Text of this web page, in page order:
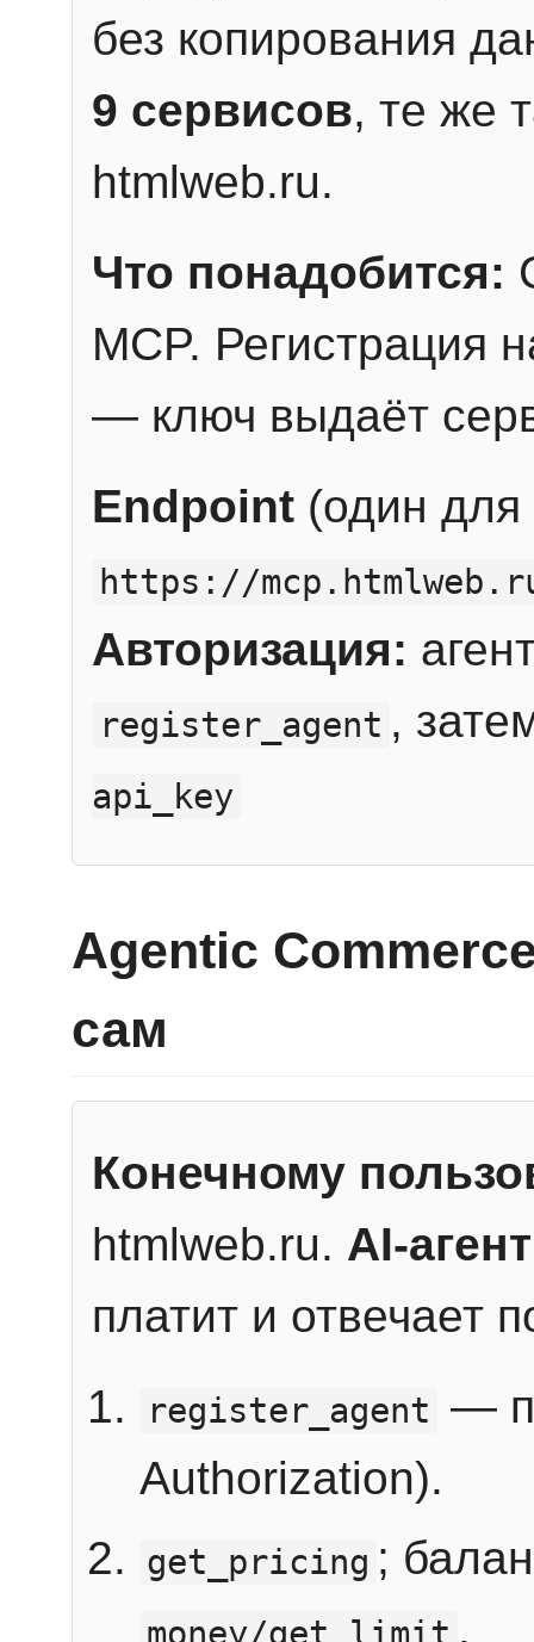
без копирования
9 сервисов, те же
htmlweb.ru.
Что понадобится:
MCP. Регистрация
— ключ выдаёт
Endpoint (один для
https://
Авторизация:
register_agent ,
api_key
Agentic
сам
Конечному
htmlweb.ru. AI-агент
платит и отвечает
register_agent —
Authorization).
get_pricing ;
.